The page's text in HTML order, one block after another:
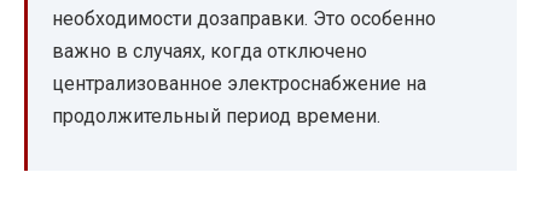
необходимости дозаправки. Это особенно
важно в случаях, когда отключено
централизованное электроснабжение на
продолжительный период времени.